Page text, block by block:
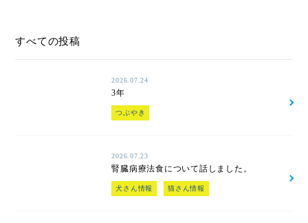
すべての投稿
2026.07.24
3年
つぶやき
2026.07.23
腎臓病療法食について話しました。
犬さん情報 猫さん情報